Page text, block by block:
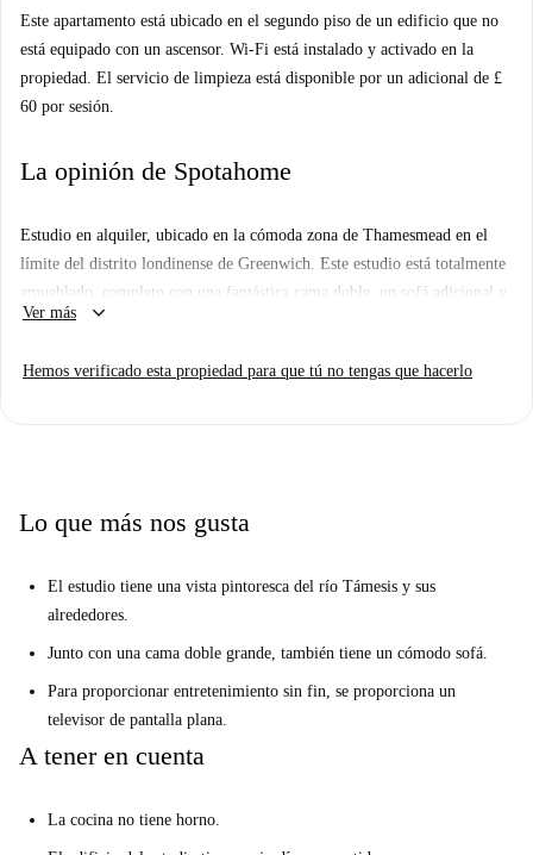
Este apartamento está ubicado en el segundo piso de un edificio que no
está equipado con un ascensor. Wi-Fi está instalado y activado en la
propiedad. El servicio de limpieza está disponible por un adicional de £
60 por sesión.
La opinión de Spotahome
Estudio en alquiler, ubicado en la cómoda zona de Thamesmead en el
límite del distrito londinense de Greenwich. Este estudio está totalmente
amueblado, completo con una fantástica cama doble, un sofá adicional y
calefacción central para mayor comodidad. Esta es una oportunidad
pintoresca de Londres y disfrutar de las hermosas vistas del río Támesis.
colores/decoración, sin embargo, son del mismo tamaño y los mismos
Ver más keyboard_arrow_down
Hemos verificado esta propiedad para que tú no tengas que hacerlo
Lo que más nos gusta
El estudio tiene una vista pintoresca del río Támesis y sus
alrededores.
Junto con una cama doble grande, también tiene un cómodo sofá.
Para proporcionar entretenimiento sin fin, se proporciona un
televisor de pantalla plana.
A tener en cuenta
La cocina no tiene horno.